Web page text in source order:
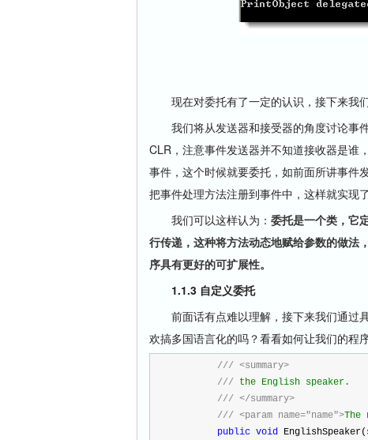
现在对委托有了一定的认识，接下来我
我们将从发送器和接受器的角度讨论事
CLR，注意事件发送器并不知道接收器是谁
事件，这个时候就要委托，如前面所讲事件
把事件处理方法注册到事件中，这样就实现
我们可以这样认为： 委托是一个类，它
行传递，这种将方法动态地赋给参数的做法
序具有更好的可扩展性。
1.1.3 自定义委托
前面话有点难以理解，接下来我们通过
欢搞多国语言化的吗？看看如何让我们的程
/// <summary>
/// the English speaker.
/// </summary>
/// <param name="name">The
public void EnglishSpeaker(